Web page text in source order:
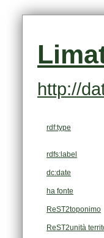
http://
rdf:type
rdfs:label
dc:date
ha fonte
ReST2toponimo
ReST2unità